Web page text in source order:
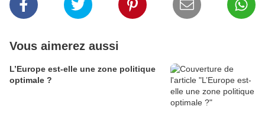
Vous aimerez aussi
L’Europe est-elle une zone politique
optimale ?